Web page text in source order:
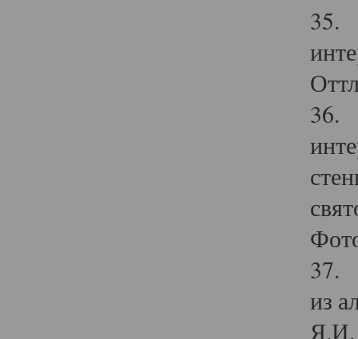
35.
36.
37.
из
Я.И.